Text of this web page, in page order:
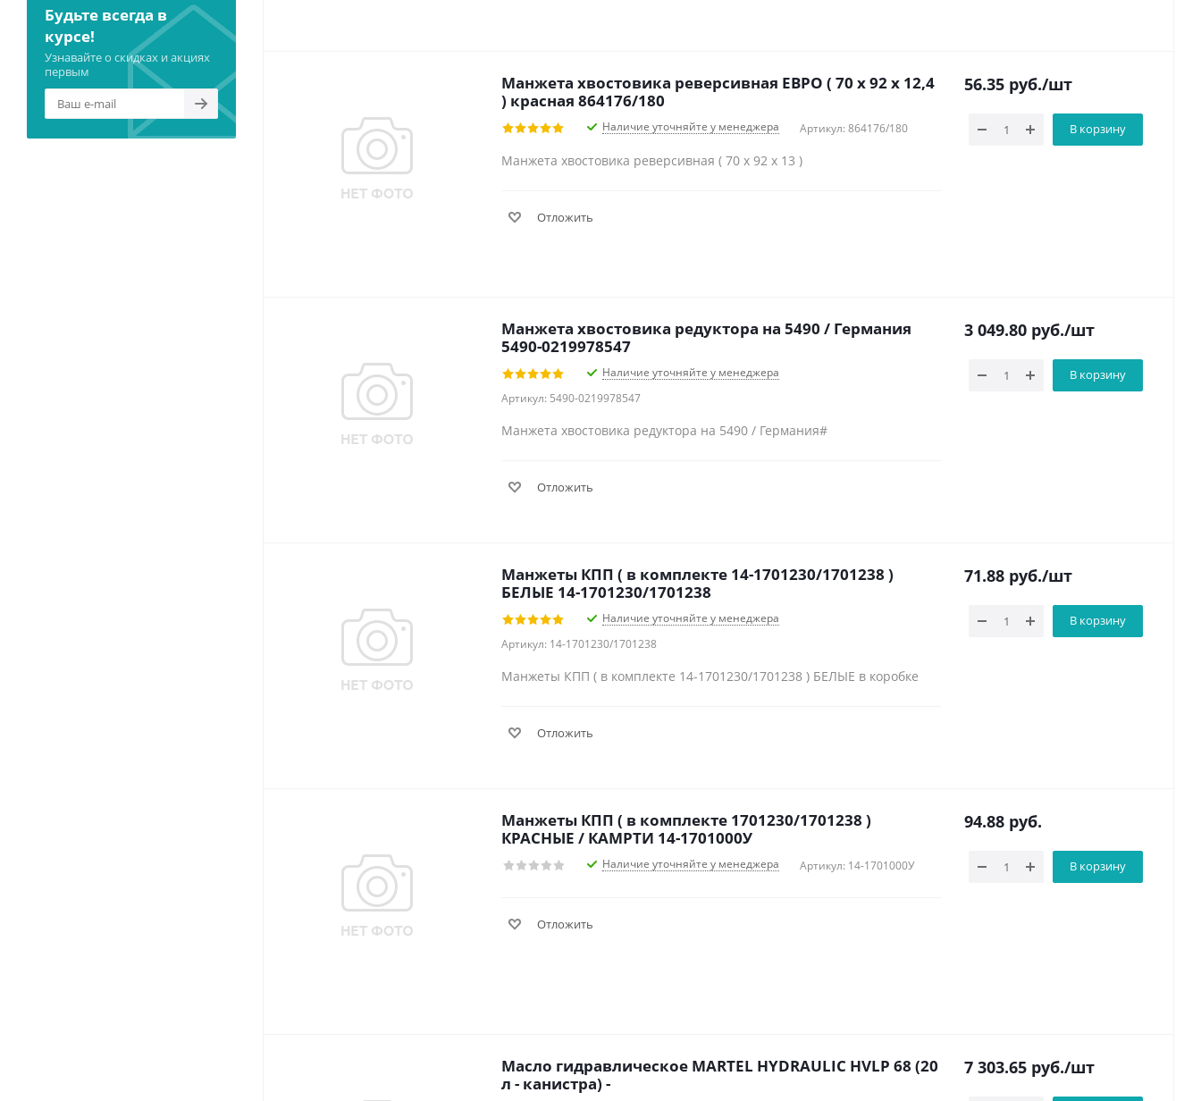
Манжета хвостовика реверсивная ЕВРО ( 70 х 92 х 12,4
) красная 864176/180
Наличие уточняйте у менеджера Артикул: 864176/180
Манжета хвостовика реверсивная ( 70 х 92 х 13 )
Отложить
56.35 руб./шт
В корзину
Манжета хвостовика редуктора на 5490 / Германия
5490-0219978547
Наличие уточняйте у менеджера
Артикул: 5490-0219978547
Манжета хвостовика редуктора на 5490 / Германия#
Отложить
3 049.80 руб./шт
В корзину
Манжеты КПП ( в комплекте 14-1701230/1701238 )
БЕЛЫЕ 14-1701230/1701238
Наличие уточняйте у менеджера
Артикул: 14-1701230/1701238
Манжеты КПП ( в комплекте 14-1701230/1701238 ) БЕЛЫЕ в коробке
Отложить
71.88 руб./шт
В корзину
Манжеты КПП ( в комплекте 1701230/1701238 )
КРАСНЫЕ / КАМРТИ 14-1701000У
Наличие уточняйте у менеджера Артикул: 14-1701000У
Отложить
94.88 руб.
В корзину
Масло гидравлическое MARTEL HYDRAULIC HVLP 68 (20
л - канистра) -
7 303.65 руб./шт
Будьте всегда в
курсе!
Узнавайте о скидках и акциях
первым